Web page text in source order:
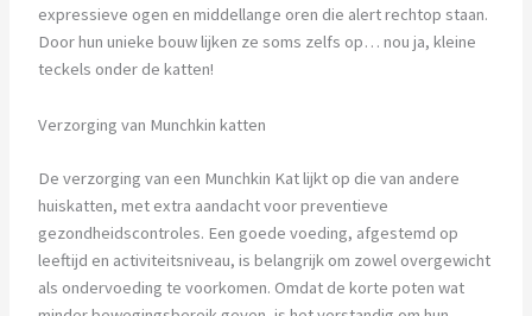
expressieve ogen en middellange oren die alert rechtop staan.
Door hun unieke bouw lijken ze soms zelfs op… nou ja, kleine
teckels onder de katten!
Verzorging van Munchkin katten
De verzorging van een Munchkin Kat lijkt op die van andere
huiskatten, met extra aandacht voor preventieve
gezondheidscontroles. Een goede voeding, afgestemd op
leeftijd en activiteitsniveau, is belangrijk om zowel overgewicht
als ondervoeding te voorkomen. Omdat de korte poten wat